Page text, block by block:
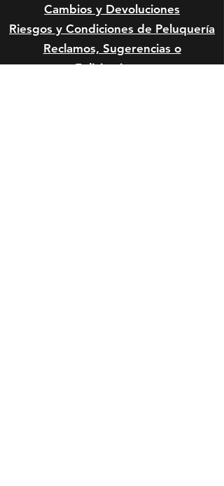
Cambios y Devoluciones
Riesgos y Condiciones de Peluquería
Reclamos, Sugerencias o
Felicitaciones